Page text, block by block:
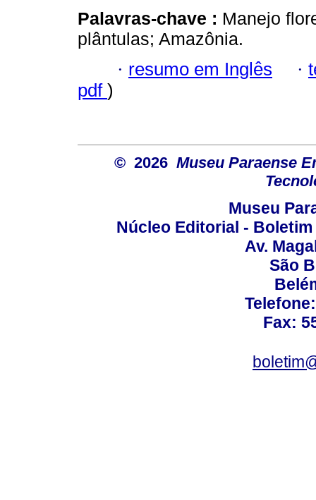
Palavras-chave : Manejo
plântulas; Amazônia.
· resumo em Inglês ·
pdf )
© 2026 Museu Paraense
Museu
Núcleo Editorial -
Av.
São
Fax: